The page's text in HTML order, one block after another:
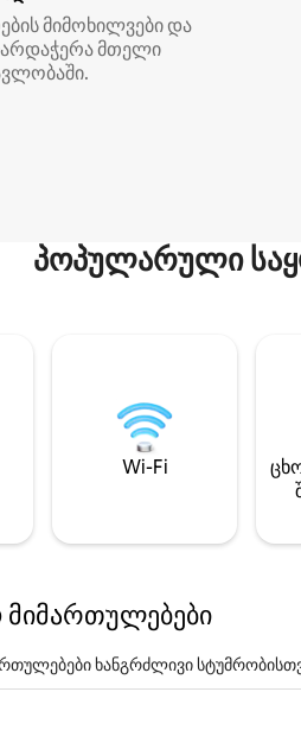
მიმოხილვები და
მთელი
პოპულარული
Wi-Fi
მიმართულებები
ხანგრძლივი